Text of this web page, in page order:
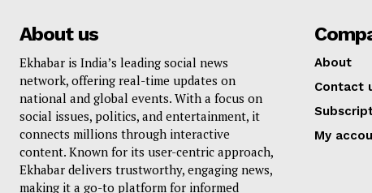
About us
Ekhabar is India’s leading social news
network, offering real-time updates on
national and global events. With a focus on
social issues, politics, and entertainment, it
connects millions through interactive
content. Known for its user-centric approach,
Ekhabar delivers trustworthy, engaging news,
making it a go-to platform for informed
About
Contact
My